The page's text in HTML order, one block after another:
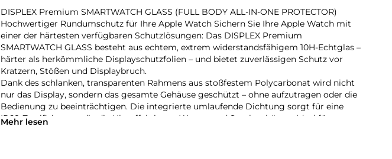
DISPLEX Premium SMARTWATCH GLASS (FULL BODY ALL-IN-ONE PROTECTOR)
Hochwertiger Rundumschutz für Ihre Apple Watch Sichern Sie Ihre Apple Watch mit
einer der härtesten verfügbaren Schutzlösungen: Das DISPLEX Premium
SMARTWATCH GLASS besteht aus echtem, extrem widerstandsfähigem 10H-Echtglas –
härter als herkömmliche Displayschutzfolien – und bietet zuverlässigen Schutz vor
Kratzern, Stößen und Displaybruch.
Dank des schlanken, transparenten Rahmens aus stoßfestem Polycarbonat wird nicht
nur das Display, sondern das gesamte Gehäuse geschützt – ohne aufzutragen oder die
Bedienung zu beeinträchtigen. Die integrierte umlaufende Dichtung sorgt für eine
IP68-Zertifizierung, die die Uhr effektiv vor Wasser und Staub schützt – ideal für
Mehr lesen